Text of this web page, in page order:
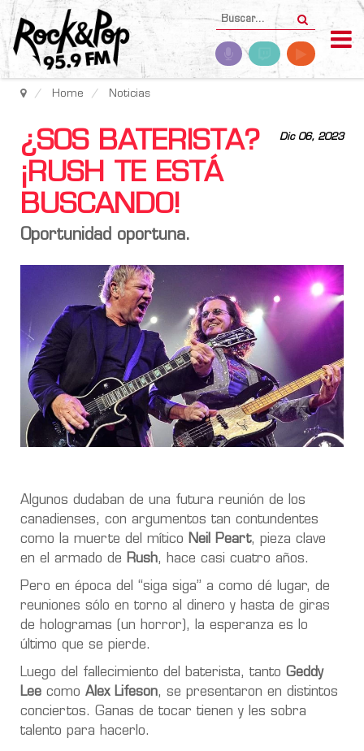
Home Noticias
Dic 06, 2023
¿SOS BATERISTA?
¡RUSH TE ESTÁ
BUSCANDO!
Oportunidad oportuna.
Algunos dudaban de una futura reunión de los
canadienses, con argumentos tan contundentes
como la muerte del mítico
Neil Peart, pieza clave
en el armado de Rush, hace casi cuatro años.
Pero en época del “siga siga” a como dé lugar, de
reuniones sólo en torno al dinero y hasta de giras
de hologramas (un horror), la esperanza es lo
último que se pierde.
Luego del fallecimiento del baterista, tanto Geddy
Lee como Alex Lifeson, se presentaron en distintos
conciertos. Ganas de tocar tienen y les sobra
talento para hacerlo.